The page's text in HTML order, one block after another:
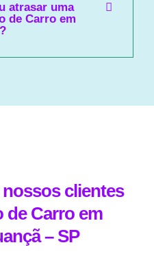
atrasar uma
de Carro em
clientes
de Carro em
– SP